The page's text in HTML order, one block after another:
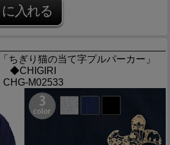
ちぎり猫の当て字プルパーカー」
◆CHIGIRI
CHG-M02533